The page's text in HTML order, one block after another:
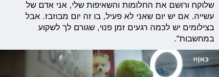
שלוקח ורושם את החלומות והשאיפות שלי, אני אדם של
עשייה. אם יש יום שאני לא פעיל, בו זה יום מבוזבז. אבל
בצילומים יש לכמה רגעים זמן פנוי, שגורם לך לשקוע
במחשבות".